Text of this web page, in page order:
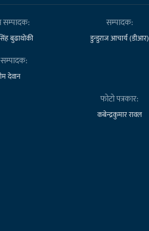
सम्पादक:
बुढाथोकी
सम्पादक:
डुन्डुराज आचार्य (डीआर)
देवान
फोटो पत्रकार:
कबेन्द्रकुमार रावल